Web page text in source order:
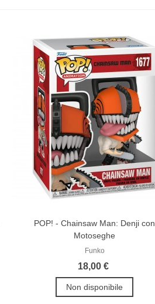
POP! - Chainsaw Man: Denji con
Motoseghe
Funko
18,00 €
Non disponibile